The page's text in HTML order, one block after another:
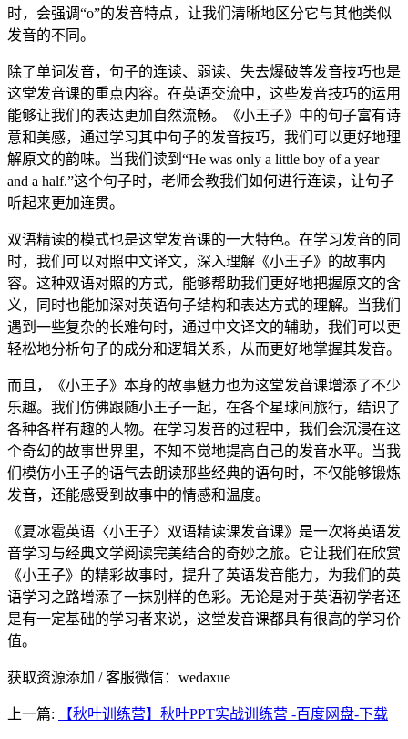
时，会强调“o”的发音特点，让我们清晰地区分它与其他类似
发音的不同。
除了单词发音，句子的连读、弱读、失去爆破等发音技巧也是
这堂发音课的重点内容。在英语交流中，这些发音技巧的运用
能够让我们的表达更加自然流畅。《小王子》中的句子富有诗
意和美感，通过学习其中句子的发音技巧，我们可以更好地理
解原文的韵味。当我们读到“He was only a little boy of a year
and a half.”这个句子时，老师会教我们如何进行连读，让句子
听起来更加连贯。
双语精读的模式也是这堂发音课的一大特色。在学习发音的同
时，我们可以对照中文译文，深入理解《小王子》的故事内
容。这种双语对照的方式，能够帮助我们更好地把握原文的含
义，同时也能加深对英语句子结构和表达方式的理解。当我们
遇到一些复杂的长难句时，通过中文译文的辅助，我们可以更
轻松地分析句子的成分和逻辑关系，从而更好地掌握其发音。
而且，《小王子》本身的故事魅力也为这堂发音课增添了不少
乐趣。我们仿佛跟随小王子一起，在各个星球间旅行，结识了
各种各样有趣的人物。在学习发音的过程中，我们会沉浸在这
个奇幻的故事世界里，不知不觉地提高自己的发音水平。当我
们模仿小王子的语气去朗读那些经典的语句时，不仅能够锻炼
发音，还能感受到故事中的情感和温度。
《夏冰雹英语〈小王子〉双语精读课发音课》是一次将英语发
音学习与经典文学阅读完美结合的奇妙之旅。它让我们在欣赏
《小王子》的精彩故事时，提升了英语发音能力，为我们的英
语学习之路增添了一抹别样的色彩。无论是对于英语初学者还
是有一定基础的学习者来说，这堂发音课都具有很高的学习价
值。
获取资源添加 / 客服微信：wedaxue
上一篇: 【秋叶训练营】秋叶PPT实战训练营 -百度网盘-下载